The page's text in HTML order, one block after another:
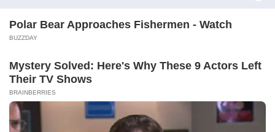
Дім
Домашнє господарство
Домашні улюбленці